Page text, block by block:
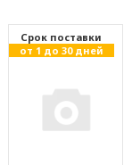
Cрок поставки
от 1 до 30 дней